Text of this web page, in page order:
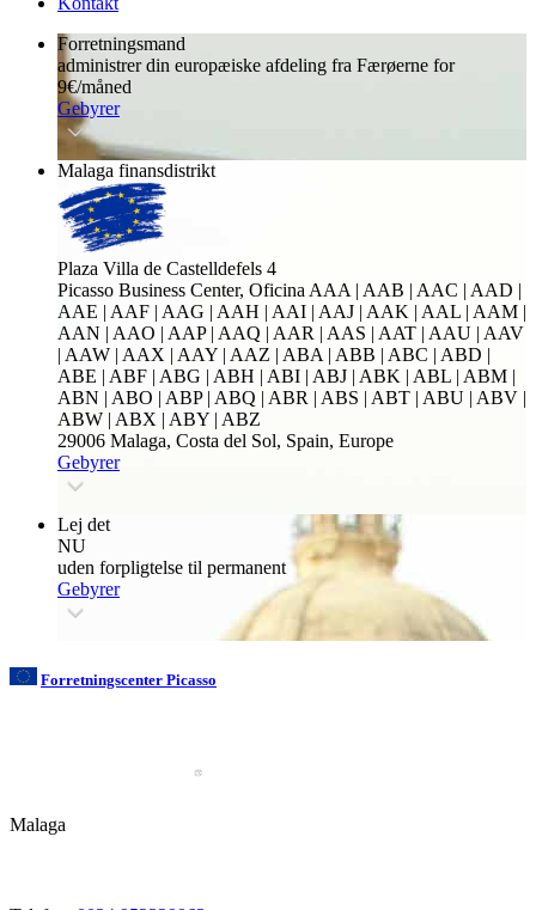
Forretningsmand
administrer din europæiske afdeling fra Færøerne for
9€/måned
Gebyrer
Malaga finansdistrikt
Plaza Villa de Castelldefels 4
Picasso Business Center, Oficina AAA | AAB | AAC | AAD |
AAE | AAF | AAG | AAH | AAI | AAJ | AAK | AAL | AAM |
AAN | AAO | AAP | AAQ | AAR | AAS | AAT | AAU | AAV
| AAW | AAX | AAY | AAZ | ABA | ABB | ABC | ABD |
ABE | ABF | ABG | ABH | ABI | ABJ | ABK | ABL | ABM |
ABN | ABO | ABP | ABQ | ABR | ABS | ABT | ABU | ABV |
ABW | ABX | ABY | ABZ
29006 Malaga, Costa del Sol, Spain, Europe
Gebyrer
Lej det
NU
uden forpligtelse til permanent
Gebyrer
Forretningscenter Picasso
Malaga